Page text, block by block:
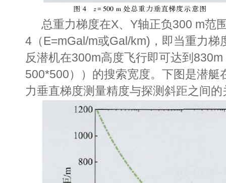
总重力梯度在X、Y轴正负300 m范
4（E=mGal/m或Gal/km)，即当重力梯
反潜机在300m高度飞行即可达到830m
500*500））的搜索宽度。下图是潜艇
力垂直梯度测量精度与探测斜距之间的